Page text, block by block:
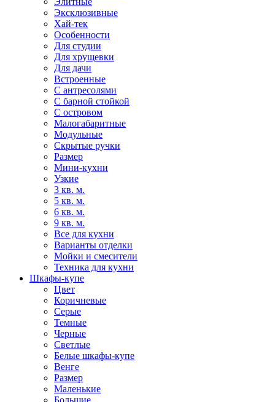
Эксклюзивные
Хай-тек
Особенности
Для студии
Для хрущевки
Для дачи
Встроенные
С антресолями
С барной стойкой
С островом
Малогабаритные
Модульные
Скрытые ручки
Размер
Мини-кухни
Узкие
3 кв. м.
5 кв. м.
6 кв. м.
9 кв. м.
Все для кухни
Варианты отделки
Мойки и смесители
Техника для кухни
Шкафы-купе
Цвет
Коричневые
Серые
Темные
Черные
Светлые
Белые шкафы-купе
Венге
Размер
Маленькие
Большие